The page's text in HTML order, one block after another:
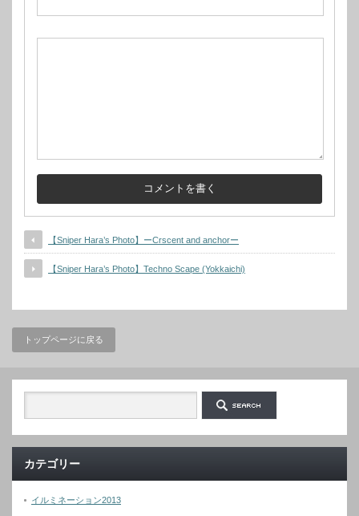
【Sniper Hara’s Photo】ーCrscent and anchorー
【Sniper Hara’s Photo】Techno Scape (Yokkaichi)
トップページに戻る
カテゴリー
イルミネーション2013